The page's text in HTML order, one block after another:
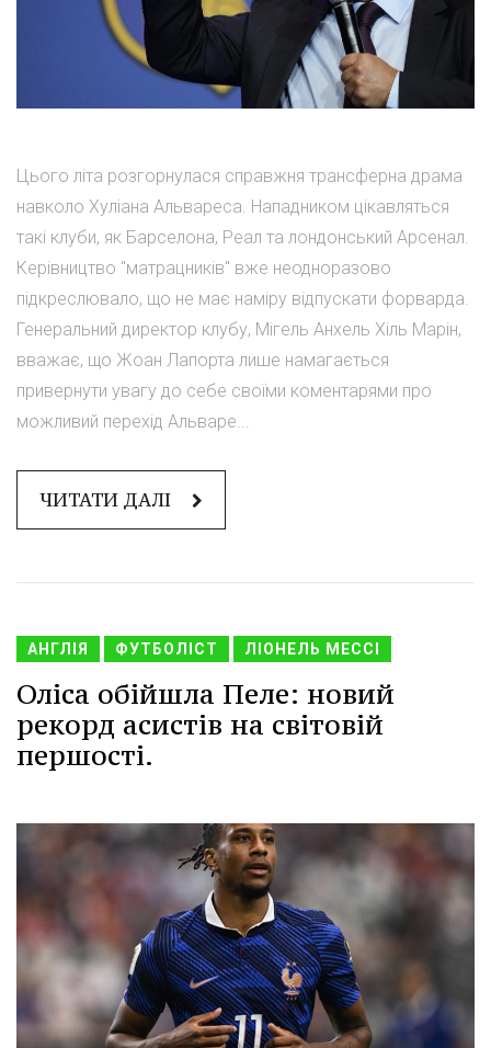
Цього літа розгорнулася справжня трансферна драма
навколо Хуліана Альвареса. Нападником цікавляться
такі клуби, як Барселона, Реал та лондонський Арсенал.
Керівництво "матрацників" вже неодноразово
підкреслювало, що не має наміру відпускати форварда.
Генеральний директор клубу, Мігель Анхель Хіль Марін,
вважає, що Жоан Лапорта лише намагається
привернути увагу до себе своїми коментарями про
можливий перехід Альваре...
ЧИТАТИ ДАЛІ
АНГЛІЯ ФУТБОЛІСТ ЛІОНЕЛЬ МЕССІ
Оліса обійшла Пеле: новий
рекорд асистів на світовій
першості.